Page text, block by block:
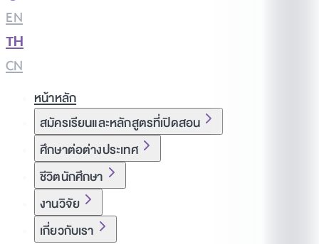
EN
TH
CN
หน้าหลัก
สมัครเรียนและหลักสูตรที่เปิดสอน
ศึกษาต่อต่างประเทศ
ชีวิตนักศึกษา
งานวิจัย
เกี่ยวกับเรา